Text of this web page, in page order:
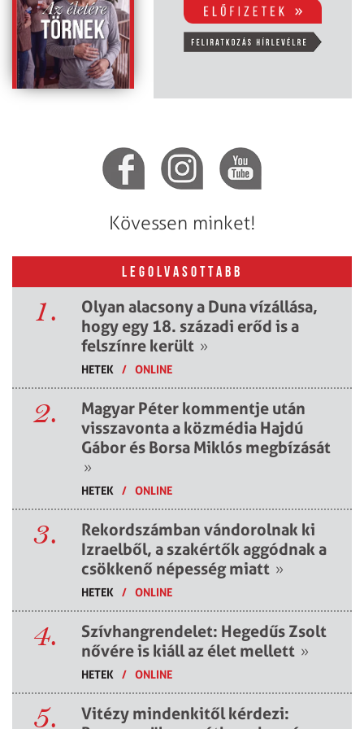
Kövessen minket!
LEGOLVASOTTABB
1.
Olyan alacsony a Duna vízállása,
hogy egy 18. századi erőd is a
felszínre került »
HETEK / ONLINE
2.
Magyar Péter kommentje után
visszavonta a közmédia Hajdú
Gábor és Borsa Miklós megbízását
»
HETEK / ONLINE
3.
Rekordszámban vándorolnak ki
Izraelből, a szakértők aggódnak a
csökkenő népesség miatt »
HETEK / ONLINE
4.
Szívhangrendelet: Hegedűs Zsolt
nővére is kiáll az élet mellett »
HETEK / ONLINE
5.
Vitézy mindenkitől kérdezi: